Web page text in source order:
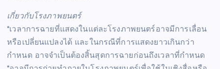
เกี่ยวกับโรงภาพยนตร์
*เวลาการฉายที่แสดงในแต่ละโรงภาพยนตร์อาจมีการเลื่อน
หรือเปลี่ยนแปลงได้ และในกรณีที่การแสดงยาวเกินกว่า
กำหนด อาจจำเป็นต้องสิ้นสุดการฉายก่อนถึงเวลาที่กำหนด